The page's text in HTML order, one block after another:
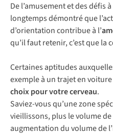
De l’amusement et des défis
longtemps démontré que
d’orientation contribue à l’
qu’il faut retenir, c’est que la
Certaines aptitudes
exemple à un trajet en
choix pour votre cerveau.
Saviez-vous qu’une zone
vieillissons, plus le volume
augmentation du volume de